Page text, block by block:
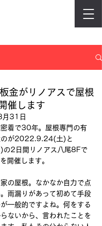
金がリノアスで屋根
催します
31日
着で30年。屋根専門の有
のが2022.9.24(土)と
2日間リノアス八尾8Fで
開催します。
の屋根。なかなか自力で点
雨漏りがあって初めて手段
一般的ですよね。何をする
ないから、言われたことを